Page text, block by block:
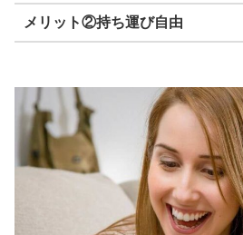
メリット②持ち運び自由